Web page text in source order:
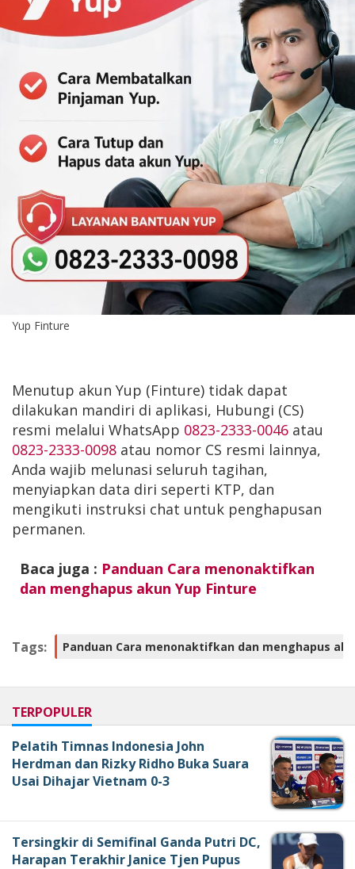
Yup Finture
Menutup akun Yup (Finture) tidak dapat
dilakukan mandiri di aplikasi, Hubungi (CS)
resmi melalui WhatsApp 0823-2333-0046 atau
0823-2333-0098 atau nomor CS resmi lainnya,
Anda wajib melunasi seluruh tagihan,
menyiapkan data diri seperti KTP, dan
mengikuti instruksi chat untuk penghapusan
permanen.
Baca juga : Panduan Cara menonaktifkan
dan menghapus akun Yup Finture
Tags: Panduan Cara menonaktifkan dan menghapus
TERPOPULER
Pelatih Timnas Indonesia John
Herdman dan Rizky Ridho Buka Suara
Usai Dihajar Vietnam 0-3
Tersingkir di Semifinal Ganda Putri DC,
Harapan Terakhir Janice Tjen Pupus